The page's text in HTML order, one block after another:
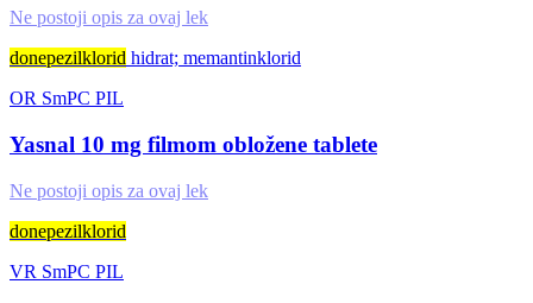
Ne postoji opis za ovaj lek
donepezilklorid hidrat; memantinklorid
OR SmPC PIL
Yasnal 10 mg filmom obložene tablete
Ne postoji opis za ovaj lek
donepezilklorid
VR SmPC PIL